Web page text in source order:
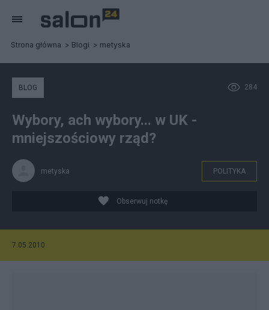
Strona główna Blogi metyska
284
BLOG
Wybory, ach wybory... w UK -
mniejszościowy rząd?
metyska POLITYKA
Obserwuj notkę
7.05.2010